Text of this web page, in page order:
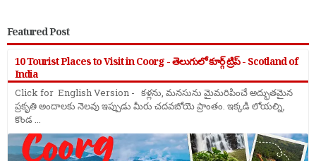
Featured Post
10 Tourist Places to Visit in Coorg - తెలుగులో కూర్గ్ ట్రిప్ - Scotland of
India
Click for English Version - కళ్లను, మనసును మైమరిపించే అద్భుతమైన
ప్రకృతి అందాలకు నెలవు ఇప్పుడు మీరు చదవబోయె ప్రాంతం. ఇక్కడి లోయల్ని,
కొండ ...